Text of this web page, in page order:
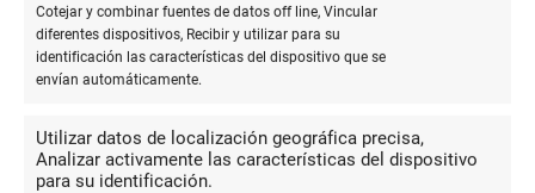
Cotejar y combinar fuentes de datos off line, Vincular
diferentes dispositivos, Recibir y utilizar para su
identificación las características del dispositivo que se
envían automáticamente.
Utilizar datos de localización geográfica precisa,
Analizar activamente las características del dispositivo
para su identificación.
los cuadernos de bolsillo un medio para expresar
pensamientos y emociones, practicar la escritura creativa o
simplemente organizar su día a día. La versatilidad de estos
necesidades y gustos de cada individuo es quizás una de sus
mayores fortalezas.